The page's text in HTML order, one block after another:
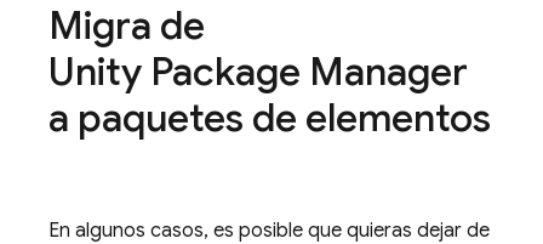
Migra de
Unity Package Manager
a paquetes de elementos
En algunos casos, es posible que quieras dejar de